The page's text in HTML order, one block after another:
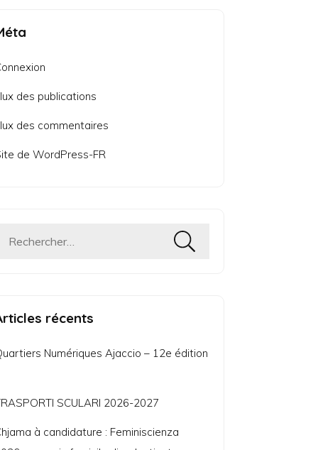
des publications
des commentaires
de WordPress-FR
Rechercher :
récents
Numériques Ajaccio – 12e édition
SCULARI 2026-2027
à candidature : Feminiscienza